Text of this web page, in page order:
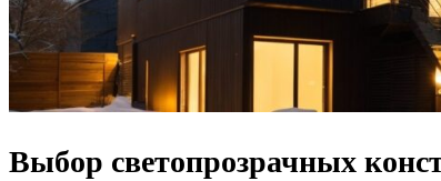
Выбор светопрозрачных